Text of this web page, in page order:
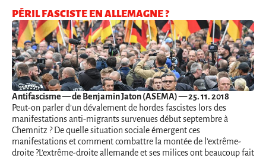
PÉRIL FASCISTE EN ALLEMAGNE ?
Antifascisme— de Benjamin Jaton (ASEMA) — 25. 11. 2018
Peut-on parler d’un dévalement de hordes fascistes lors des
manifestations anti-migrants survenues début septembre à
Chemnitz ? De quelle situation sociale émergent ces
manifestations et comment combattre la montée de l’extrême-
droite ?L’extrême-droite allemande et ses milices ont beaucoup fait